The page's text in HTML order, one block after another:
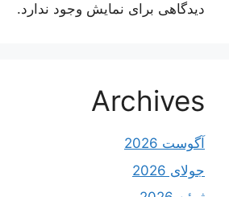
دیدگاهی برای نمایش وجود ندارد.
Archives
آگوست 2026
جولای 2026